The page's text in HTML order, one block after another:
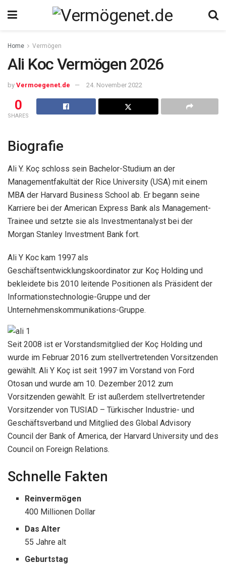
Home Vermögen
Ali Koc Vermögen 2026
by Vermoegenet.de 24. November 2022
0
SHARES
Biografie
Ali Y. Koç schloss sein Bachelor-Studium an der
Managementfakultät der Rice University (USA) mit einem
MBA der Harvard Business School ab. Er begann seine
Karriere bei der American Express Bank als Management-
Trainee und setzte sie als Investmentanalyst bei der
Morgan Stanley Investment Bank fort.
Ali Y Koc kam 1997 als
Geschäftsentwicklungskoordinator zur Koç Holding und
bekleidete bis 2010 leitende Positionen als Präsident der
Informationstechnologie-Gruppe und der
Unternehmenskommunikations-Gruppe.
Seit 2008 ist er Vorstandsmitglied der Koç Holding und
wurde im Februar 2016 zum stellvertretenden Vorsitzenden
gewählt. Ali Y Koç ist seit 1997 im Vorstand von Ford
Otosan und wurde am 10. Dezember 2012 zum
Vorsitzenden gewählt. Er ist außerdem stellvertretender
Vorsitzender von TUSIAD – Türkischer Industrie- und
Geschäftsverband und Mitglied des Global Advisory
Council der Bank of America, der Harvard University und des
Council on Foreign Relations.
Schnelle Fakten
Reinvermögen
400 Millionen Dollar
Das Alter
55 Jahre alt
Geburtstag